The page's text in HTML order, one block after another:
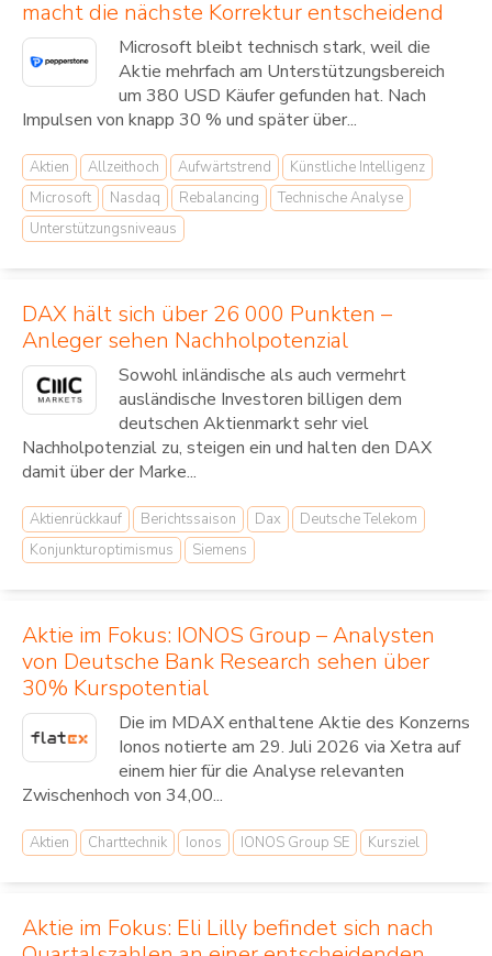
macht die nächste Korrektur entscheidend
Microsoft bleibt technisch stark, weil die
Aktie mehrfach am Unterstützungsbereich
um 380 USD Käufer gefunden hat. Nach
Impulsen von knapp 30 % und später über...
Aktien Allzeithoch Aufwärtstrend
Künstliche Intelligenz
Microsoft
Nasdaq Rebalancing
Technische Analyse
Unterstützungsniveaus
DAX hält sich über 26 000 Punkten –
Anleger sehen Nachholpotenzial
Sowohl inländische als auch vermehrt
ausländische Investoren billigen dem
deutschen Aktienmarkt sehr viel
Nachholpotenzial zu, steigen ein und halten den DAX
damit über der Marke...
Aktienrückkauf Berichtssaison Dax
Deutsche Telekom
Konjunkturoptimismus
Siemens
Aktie im Fokus: IONOS Group – Analysten
von Deutsche Bank Research sehen über
30% Kurspotential
Die im MDAX enthaltene Aktie des Konzerns
Ionos notierte am 29. Juli 2026 via Xetra auf
einem hier für die Analyse relevanten
Zwischenhoch von 34,00...
Aktien Charttechnik Ionos IONOS Group SE Kursziel
Aktie im Fokus: Eli Lilly befindet sich nach